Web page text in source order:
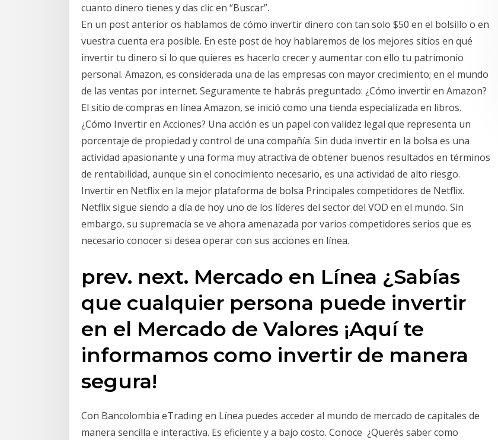
cuanto dinero tienes y das clic en “Buscar”.
En un post anterior os hablamos de cómo invertir dinero con tan solo $50 en el bolsillo o en
vuestra cuenta era posible. En este post de hoy hablaremos de los mejores sitios en qué
invertir tu dinero si lo que quieres es hacerlo crecer y aumentar con ello tu patrimonio
personal. Amazon, es considerada una de las empresas con mayor crecimiento; en el mundo
de las ventas por internet. Seguramente te habrás preguntado: ¿Cómo invertir en Amazon?
El sitio de compras en línea Amazon, se inició como una tienda especializada en libros.
¿Cómo Invertir en Acciones? Una acción es un papel con validez legal que representa un
porcentaje de propiedad y control de una compañía. Sin duda invertir en la bolsa es una
actividad apasionante y una forma muy atractiva de obtener buenos resultados en términos
de rentabilidad, aunque sin el conocimiento necesario, es una actividad de alto riesgo.
Invertir en Netflix en la mejor plataforma de bolsa Principales competidores de Netflix.
Netflix sigue siendo a día de hoy uno de los líderes del sector del VOD en el mundo. Sin
embargo, su supremacía se ve ahora amenazada por varios competidores serios que es
necesario conocer si desea operar con sus acciones en línea.
prev. next. Mercado en Línea ¿Sabías
que cualquier persona puede invertir
en el Mercado de Valores ¡Aquí te
informamos como invertir de manera
segura!
Con Bancolombia eTrading en Línea puedes acceder al mundo de mercado de capitales de
manera sencilla e interactiva. Es eficiente y a bajo costo. Conoce ¿Querés saber como